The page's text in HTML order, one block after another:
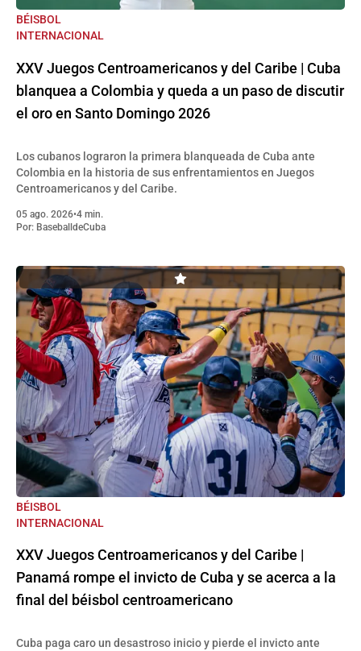
BÉISBOL
INTERNACIONAL
XXV Juegos Centroamericanos y del Caribe | Cuba
blanquea a Colombia y queda a un paso de discutir
el oro en Santo Domingo 2026
Los cubanos lograron la primera blanqueada de Cuba ante
Colombia en la historia de sus enfrentamientos en Juegos
Centroamericanos y del Caribe.
05 ago. 2026•4 min.
Por: BaseballdeCuba
BÉISBOL
INTERNACIONAL
XXV Juegos Centroamericanos y del Caribe |
Panamá rompe el invicto de Cuba y se acerca a la
final del béisbol centroamericano
Cuba paga caro un desastroso inicio y pierde el invicto ante